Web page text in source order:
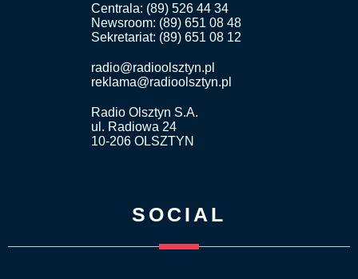
Centrala: (89) 526 44 34
Newsroom: (89) 651 08 48
Sekretariat: (89) 651 08 12
radio@radioolsztyn.pl
reklama@radioolsztyn.pl
Radio Olsztyn S.A.
ul. Radiowa 24
10-206 OLSZTYN
SOCIAL